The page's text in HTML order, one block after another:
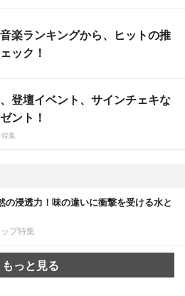
楽ランキングから、ヒットの推
ック！
登壇イベント、サインチェキな
ント！
集
の浸透力！味の違いに衝撃を受ける水と
プ特集
もっと見る